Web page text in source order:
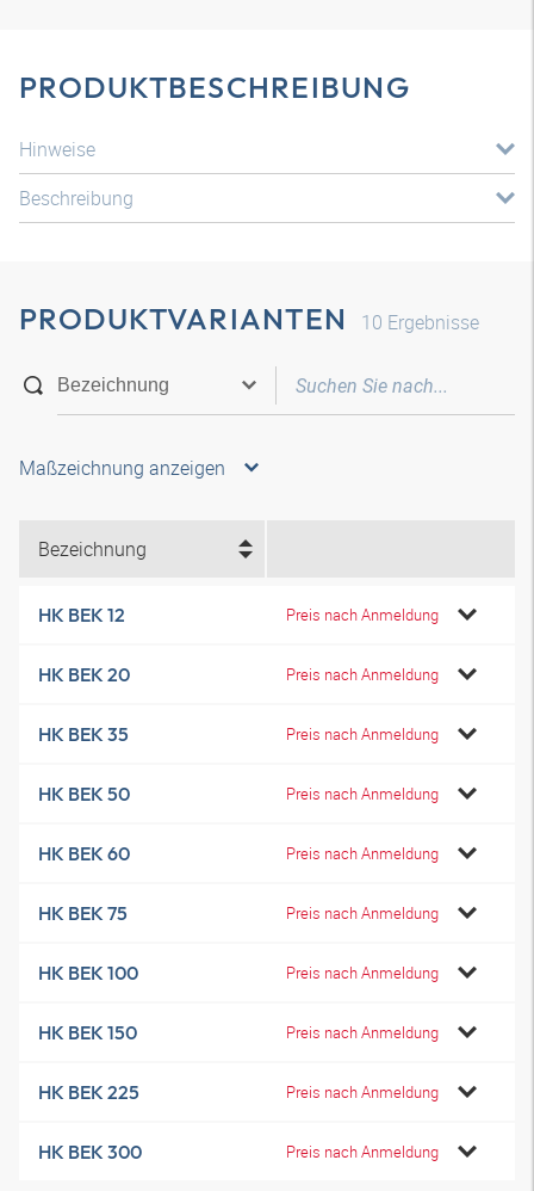
PRODUKTBESCHREIBUNG
Hinweise
Beschreibung
PRODUKTVARIANTEN 10 Ergebnisse
Maßzeichnung anzeigen
Bezeichnung
HK BEK 12 Preis nach Anmeldung
HK BEK 20 Preis nach Anmeldung
HK BEK 35 Preis nach Anmeldung
HK BEK 50 Preis nach Anmeldung
HK BEK 60 Preis nach Anmeldung
HK BEK 75 Preis nach Anmeldung
HK BEK 100 Preis nach Anmeldung
HK BEK 150 Preis nach Anmeldung
HK BEK 225 Preis nach Anmeldung
HK BEK 300 Preis nach Anmeldung